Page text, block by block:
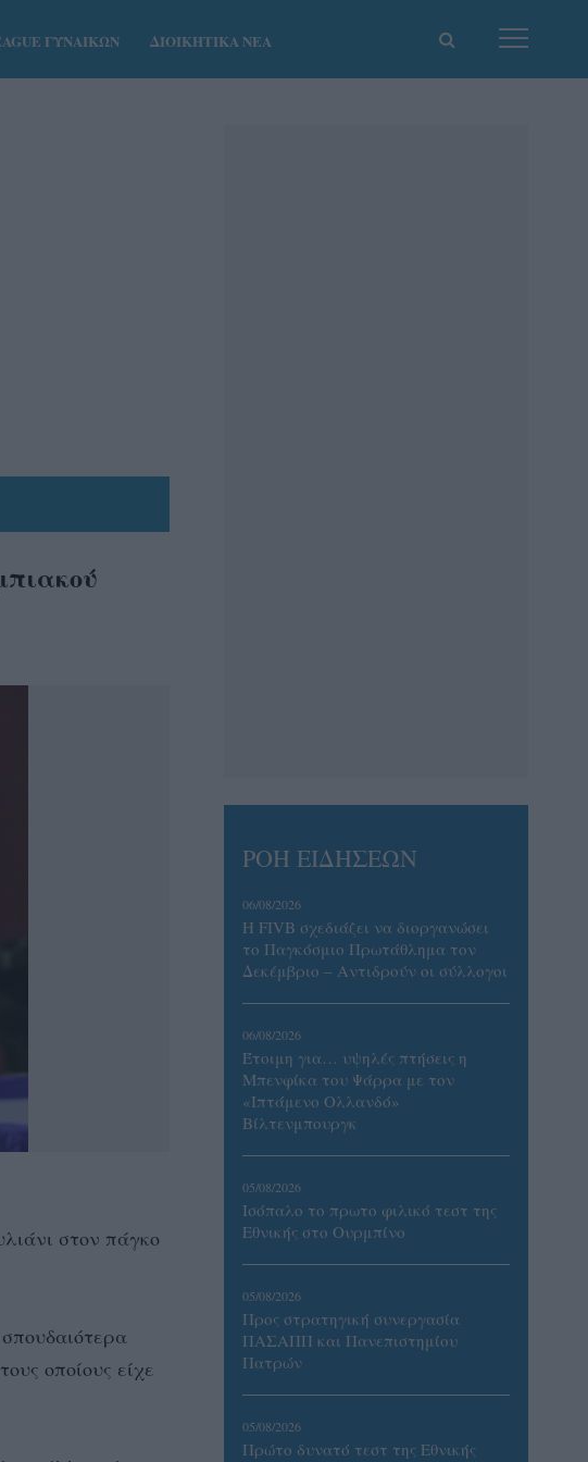
ΓΥΝΑΙΚΩΝ ΔΙΟΙΚΗΤΙΚΑ ΝΕΑ
στον πάγκο
οποίους είχε
ΡΟΗ ΕΙΔΗΣΕΩΝ
06/08/2026
Η FIVB σχεδιάζει να διοργανώσει
το Παγκόσμιο Πρωτάθλημα τον
Δεκέμβριο – Αντιδρούν οι σύλλογοι
06/08/2026
Έτοιμη για… υψηλές πτήσεις η
Μπενφίκα του Ψάρρα με τον
«Ιπτάμενο Ολλανδό»
Βίλτενμπουργκ
05/08/2026
Ισόπαλο το πρωτο φιλικό τεστ της
Εθνικής στο Ουρμπίνο
05/08/2026
Προς στρατηγική συνεργασία
ΠΑΣΑΠΠ και Πανεπιστημίου
Πατρών
05/08/2026
Πρώτο δυνατό τεστ της Εθνικής